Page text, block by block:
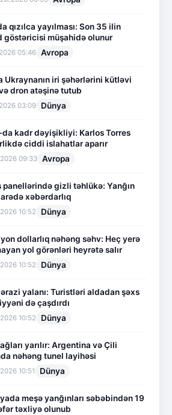
qızılca yayılması: Son 35 ilin
göstəricisi müşahidə olunur
05:46 Avropa
Ukraynanın iri şəhərlərini kütləvi
dron atəşinə tutub
03:09 Dünya
da kadr dəyişikliyi: Karlos Torres
ciddi islahatlar aparır
09:33 Avropa
panellərində gizli təhlükə: Yanğın
xəbərdarlıq
10:52 Dünya
dollarlıq nəhəng səhv: Heç yerə
yol görənləri heyrətə salır
10:52 Dünya
yalanı: Turistləri aldadan şəxs
də çaşdırdı
10:52 Dünya
yarılır: Argentina və Çili
nəhəng tunel layihəsi
10:51 Dünya
meşə yanğınları səbəbindən 19
təxliyə olunub